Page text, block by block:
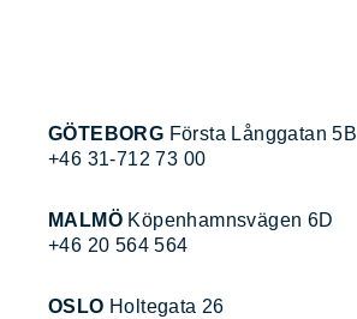
GÖTEBORG Första Långgatan 5B
+46 31-712 73 00
MALMÖ Köpenhamnsvägen 6D
+46 20 564 564
OSLO Holtegata 26